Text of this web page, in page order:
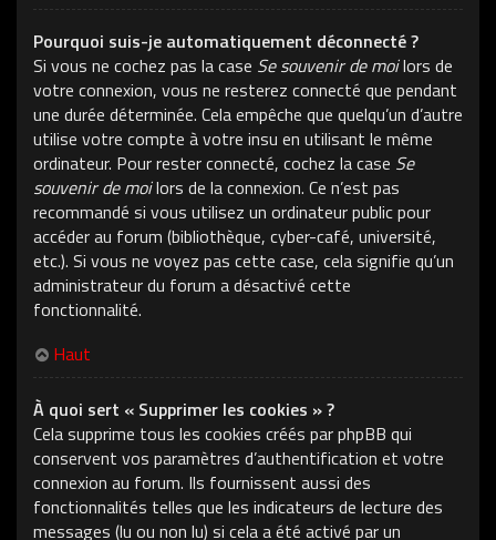
Pourquoi suis-je automatiquement déconnecté ?
Si vous ne cochez pas la case Se souvenir de moilors de
votre connexion, vous ne resterez connecté que pendant
une durée déterminée. Cela empêche que quelqu’un d’autre
utilise votre compte à votre insu en utilisant le même
ordinateur. Pour rester connecté, cochez la case Se
souvenir de moilors de la connexion. Ce n’est pas
recommandé si vous utilisez un ordinateur public pour
accéder au forum (bibliothèque, cyber-café, université,
etc.). Si vous ne voyez pas cette case, cela signifie qu’un
administrateur du forum a désactivé cette
fonctionnalité.
Haut
À quoi sert « Supprimer les cookies » ?
Cela supprime tous les cookies créés par phpBB qui
conservent vos paramètres d’authentification et votre
connexion au forum. Ils fournissent aussi des
fonctionnalités telles que les indicateurs de lecture des
messages (lu ou non lu) si cela a été activé par un